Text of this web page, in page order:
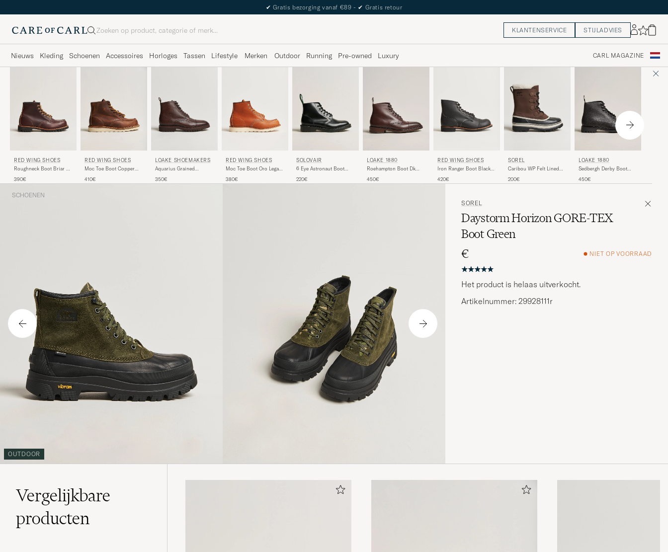
The Care of Carl Passport
Zoeken KLANTENSERVICE STIJLADVIES
Nieuws Kleding Schoenen Accessoires Horloges Tassen Lifestyle Merken Outdoor Running Pre-owned Luxury CARL MAGAZINE
RED WING SHOES
Roughneck Boot Briar Oil
390€
RED WING SHOES
Moc Toe Boot Copper
410€
LOAKE SHOEMAKERS
Aquarius Grained
Brown
350€
RED WING SHOES
Moc Toe Boot Oro Legacy
380€
SOLOVAIR
6 Eye Astronaut Boot
220€
LOAKE 1880
Roehampton Boot Dk
450€
RED WING SHOES
Iron Ranger Boot Black
420€
SOREL
Caribou WP Felt Lined
200€
LOAKE 1880
Sedbergh Derby Boot
450€
SCHOENEN
OUTDOOR
SOREL
Daystorm Horizon GORE-TEX
Boot Green
€
NIET OP VOORRAAD
Het product is helaas uitverkocht.
Artikelnummer: 29928111r
Vergelijkbare
producten